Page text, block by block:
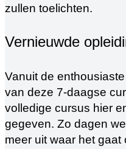
zullen toelichten.
Vernieuwde
Vanuit de
van deze 7-daagse
volledige cursus hier
gegeven. Zo dagen
meer uit waar het